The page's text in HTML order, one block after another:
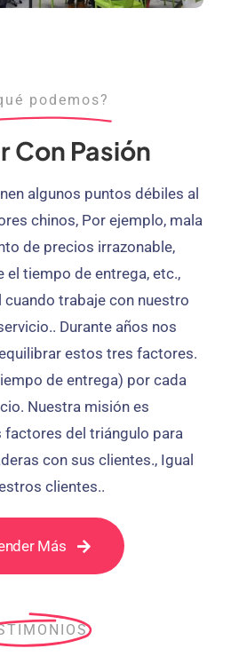
podemos?
Con Pasión
algunos puntos débiles al
chinos, Por ejemplo, mala
de precios irrazonable,
tiempo de entrega, etc.,
cuando trabaje con nuestro
Durante años nos
estos tres factores.
de entrega) por cada
Nuestra misión es
factores del triángulo para
con sus clientes., Igual
clientes..
Más